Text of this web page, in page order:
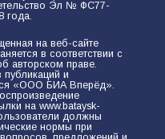
Эл № ФС77-
года.
на веб-сайте
в соответствии с
авторском праве.
публикаций и
«ООО БИА Вперёд».
на www.bataysk-
должны
нормы при